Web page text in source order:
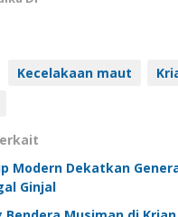
Kecelakaan maut
Modern Dekatkan
Ginjal